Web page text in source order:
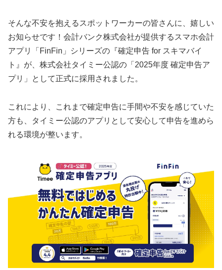
そんな不安を抱えるスポットワーカーの皆さんに、嬉しい
お知らせです！会計バンク株式会社が提供するスマホ会計
アプリ「FinFin」シリーズの『確定申告 for スキマバイ
ト』が、株式会社タイミー公認の「2025年度 確定申告ア
プリ」として正式に採用されました。
これにより、これまで確定申告に手間や不安を感じていた
方も、タイミー公認のアプリとして安心して申告を進めら
れる環境が整います。